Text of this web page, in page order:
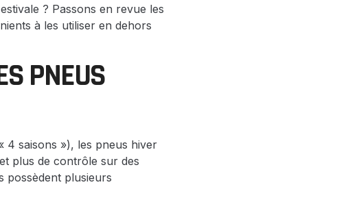
? Passons en revue les
à les utiliser en dehors
PNEUS
4 saisons »), les pneus hiver
plus de contrôle sur des
possèdent plusieurs